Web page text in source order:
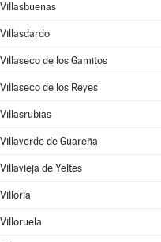
Villasbuenas
Villasdardo
Villaseco de los Gamitos
Villaseco de los Reyes
Villasrubias
Villaverde de Guareña
Villavieja de Yeltes
Villoria
Villoruela